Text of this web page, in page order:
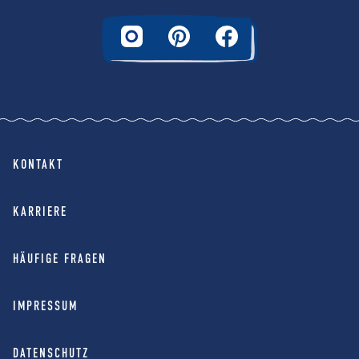
KONTAKT
KARRIERE
HÄUFIGE FRAGEN
IMPRESSUM
DATENSCHUTZ